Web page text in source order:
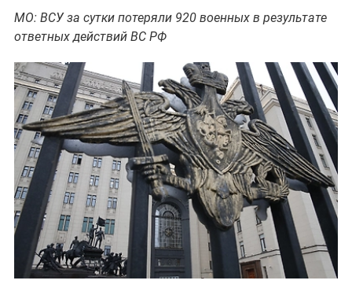
МО: ВСУ за сутки потеряли 920 военных в результате
ответных действий ВС РФ